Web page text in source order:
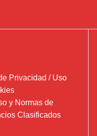
Privacidad / Uso
y Normas de
Clasificados